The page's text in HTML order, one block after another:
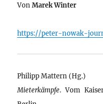
VonMarek Winter
https://peter-nowak-
Philipp Mattern (Hg.)
Mieterkämpfe. Vom